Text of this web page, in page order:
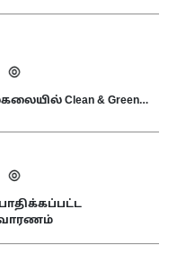
Clean & Green…